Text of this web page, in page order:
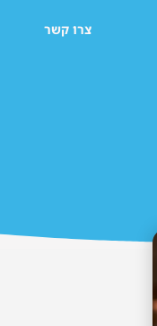
צרו קשר